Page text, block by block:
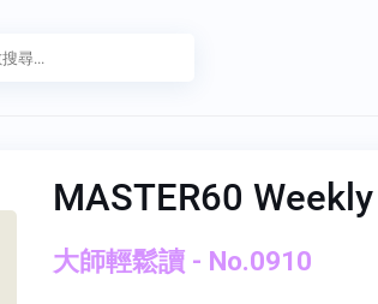
MASTER60
大師輕鬆讀 - No.0910